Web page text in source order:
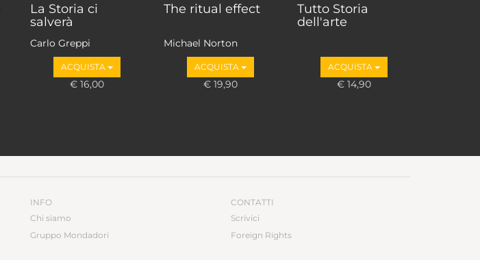
La Storia ci
salverà
Carlo Greppi
ACQUISTA
€ 16,00
The ritual effect
Michael Norton
ACQUISTA
€ 19,90
Tutto Storia
dell'arte
ACQUISTA
€ 14,90
INFO
Chi siamo
Gruppo Mondadori
CONTATTI
Scrivici
Foreign Rights